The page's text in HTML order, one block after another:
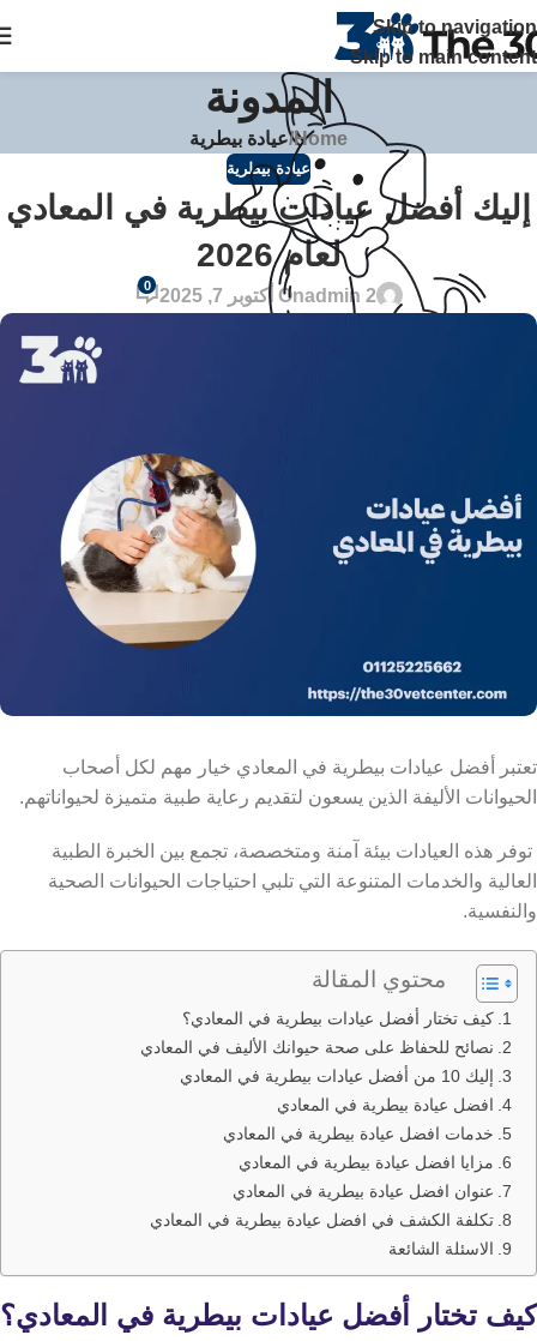
Skip to navigation
Skip to main content
ساعة في القاهرة والجيزة اتصل بنا
المدونة
Home
/عيادة بيطرية
عيادة بيطرية
إليك أفضل عيادات بيطرية في المعادي
لعام 2026
admin 2On أكتوبر 7, 2025
0
تعتبر أفضل عيادات بيطرية في المعادي خيار مهم لكل أصحاب
الحيوانات الأليفة الذين يسعون لتقديم رعاية طبية متميزة لحيواناتهم.
توفر هذه العيادات بيئة آمنة ومتخصصة، تجمع بين الخبرة الطبية
العالية والخدمات المتنوعة التي تلبي احتياجات الحيوانات الصحية
والنفسية.
محتوي المقالة
كيف تختار أفضل عيادات بيطرية في المعادي؟
نصائح للحفاظ على صحة حيوانك الأليف في المعادي
إليك 10 من أفضل عيادات بيطرية في المعادي
افضل عيادة بيطرية في المعادي
خدمات افضل عيادة بيطرية في المعادي
مزايا افضل عيادة بيطرية في المعادي
عنوان افضل عيادة بيطرية في المعادي
تكلفة الكشف في افضل عيادة بيطرية في المعادي
الاسئلة الشائعة
كيف تختار أفضل عيادات بيطرية في المعادي؟